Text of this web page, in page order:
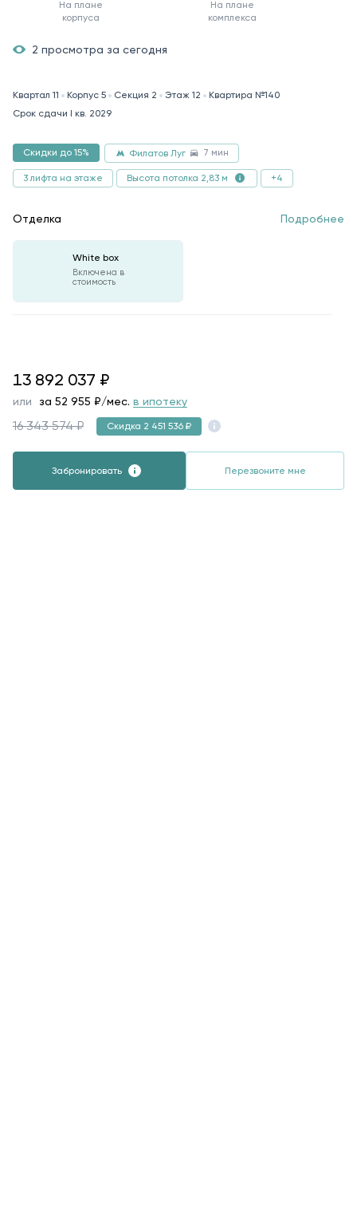
На плане
корпуса
На плане
комплекса
2 просмотра за сегодня
Квартал 11 Корпус 5 Секция 2 Этаж 12
Квартира №140
Срок сдачи I кв. 2029
Скидки до 15% Филатов Луг 7 мин
3 лифта на этаже Высота потолка 2,83 м +4
Отделка Подробнее
White box
Включена в
стоимость
13892037
13 892 037 ₽
или за 72 214 ₽/мес. в ипотеку
16 343 574 ₽ Скидка 2 451 536 ₽
Забронировать Перезвоните мне